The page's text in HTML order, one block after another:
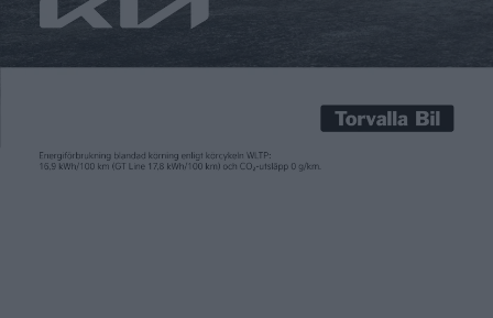
än hos dagens modeller. Batterierna har utvecklats med
hållbara” batterier och […]
Vid den pågående mässan Busworld i Bryssel har Scania
att använda större batteripaket än hos dagens elbussar från